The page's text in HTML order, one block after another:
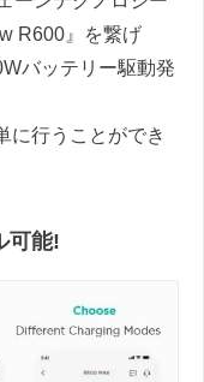
R600』を繋げ
バッテリー駆動発
に行うことができ
可能!